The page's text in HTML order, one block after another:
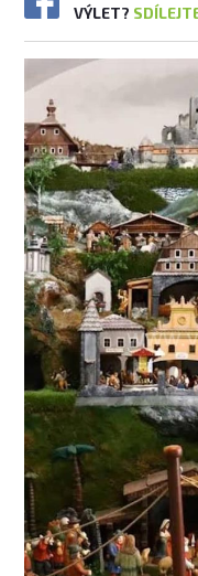
VÝLET?